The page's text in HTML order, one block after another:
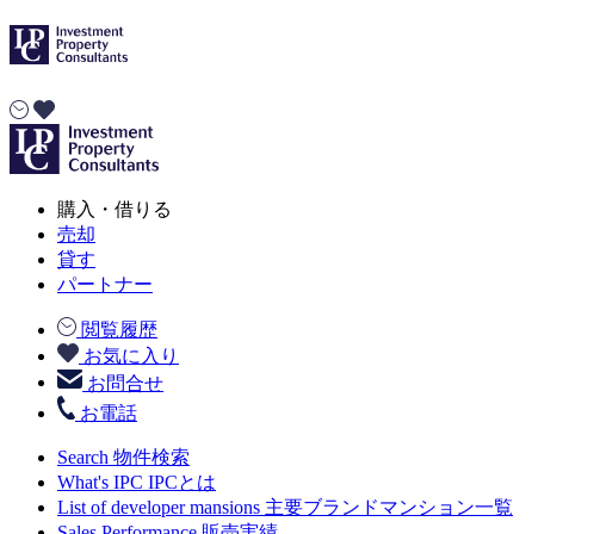
購入・借りる
売却
貸す
パートナー
閲覧履歴
お気に入り
お問合せ
お電話
Search 物件検索
What's IPC IPCとは
List of developer mansions 主要ブランドマンション一覧